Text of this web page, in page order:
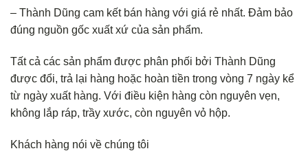
– Thành Dũng cam kết bán hàng với giá rẻ nhất. Đảm bảo
đúng nguồn gốc xuất xứ của sản phẩm.
Tất cả các sản phẩm được phân phối bởi Thành Dũng
được đổi, trả lại hàng hoặc hoàn tiền trong vòng 7 ngày kể
từ ngày xuất hàng. Với điều kiện hàng còn nguyên vẹn,
không lắp ráp, trầy xước, còn nguyên vỏ hộp.
Khách hàng nói về chúng tôi